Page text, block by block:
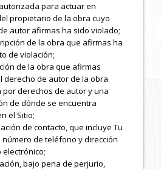
para actuar en
propietario de la obra cuyo
autor afirmas ha sido violado;
de la obra que afirmas ha
de violación;
de la obra que afirmas
derecho de autor de la obra
por derechos de autor y una
de dónde se encuentra
el Sitio;
de contacto, que incluye Tu
número de teléfono y dirección
electrónico;
bajo pena de perjurio,